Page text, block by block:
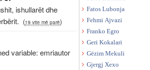
ishullarët dhe
(19 vite më parë)
variable: emriautor
Fatos Lubonja
Fehmi Ajvazi
Franko Egro
Geri Kokalari
Gëzim Mekuli
Gjergj Xexo